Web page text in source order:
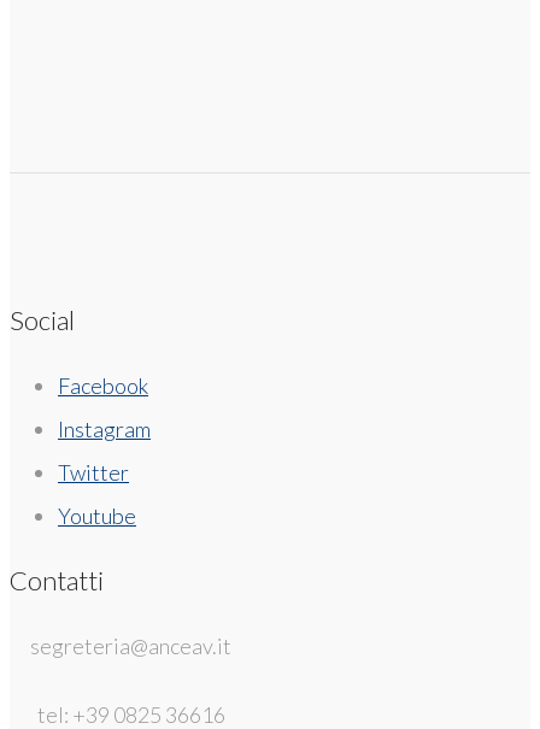
Social
Facebook
Instagram
Twitter
Youtube
Contatti
segreteria@anceav.it
tel: +39 0825 36616